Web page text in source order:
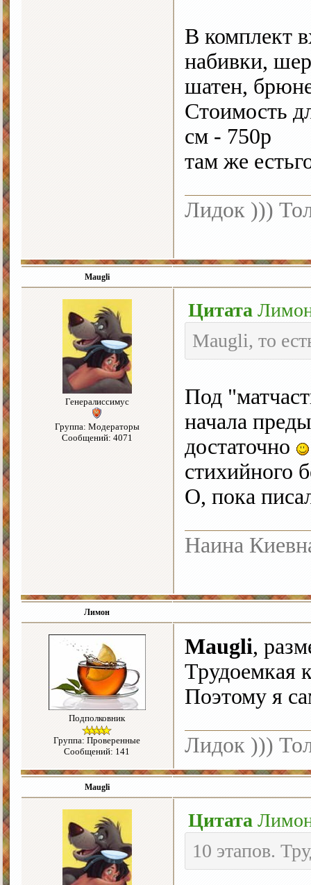
В комплект
набивки,
шатен,
Стоимость
см - 750р
там же
Лидок )))
Maugli
Генералиссимус
Группа: Модераторы
Сообщений: 4071
Цитата
Maugli, то
Под
начала
достаточно
стихийного
О, пока
Наина
Лимон
Подполковник
Группа: Проверенные
Сообщений: 141
Maugli,
Трудоемкая
Поэтому я
Лидок )))
Maugli
Цитата
10 этапов.